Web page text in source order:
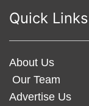
Quick Links
About Us
Our Team
Advertise Us